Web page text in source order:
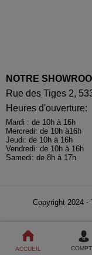
ACCUEIL
NOTRE
Rue des Tiges 2,
Heures d'ouverture:
Mardi : de 10h à 16h
Mercredi: de 10h à16h
Jeudi: de 10h à 16h
Vendredi: de 10h à 16h
Samedi: de 8h à 17h
Copyright 2024 -